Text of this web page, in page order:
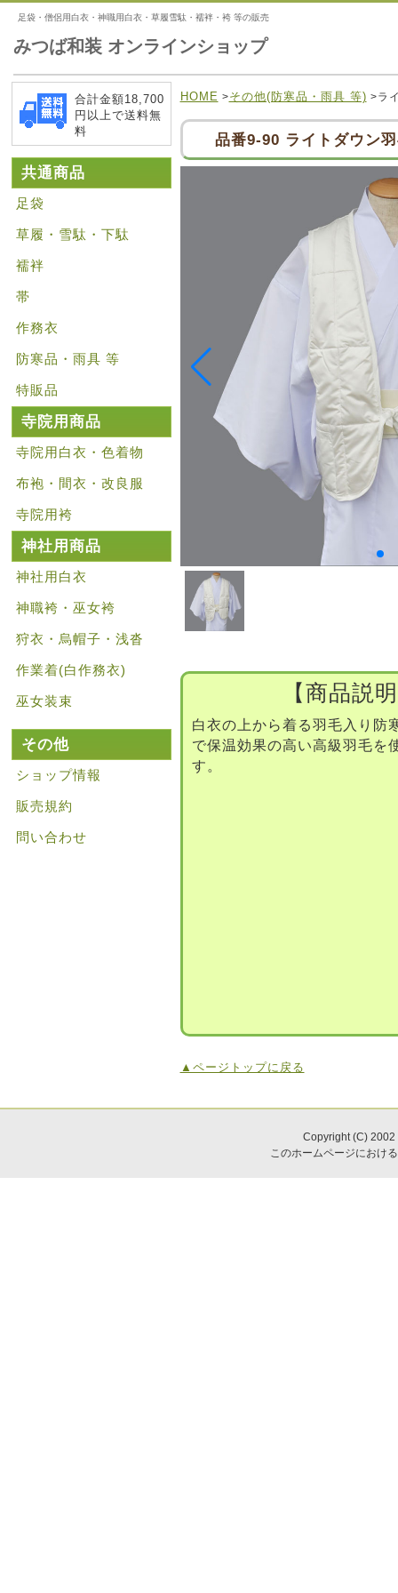
足袋・僧侶用白衣・神職用白衣・草履雪駄・襦袢・袴 等の販売
みつば和装 オンラインショップ
HOME >その他(防寒品・雨具 等) >ラ
品番9-90 ライトダウン
【商品説
白衣の上から着る羽毛入り防
で保温効果の高い高級羽毛を
す。
▲ページトップに戻る
合計金額18,700
円以上で送料無
料
共通商品
足袋
草履・雪駄・下駄
襦袢
帯
作務衣
防寒品・雨具 等
特販品
寺院用商品
寺院用白衣・色着物
布袍・間衣・改良服
寺院用袴
神社用商品
神社用白衣
神職袴・巫女袴
狩衣・烏帽子・浅沓
作業着(白作務衣)
巫女装束
その他
ショップ情報
販売規約
問い合わせ
Copyright (C)
このホームページにおけ